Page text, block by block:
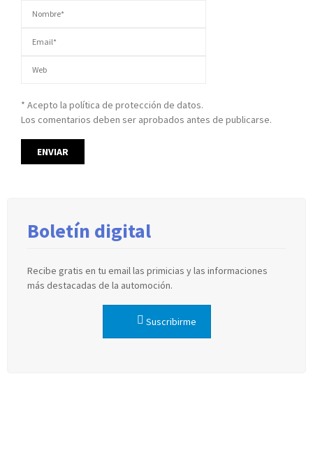
* Acepto la política de protección de datos.
Los comentarios deben ser aprobados antes de publicarse.
Boletín digital
Recibe gratis en tu email las primicias y las informaciones
más destacadas de la automoción.
Suscribirme